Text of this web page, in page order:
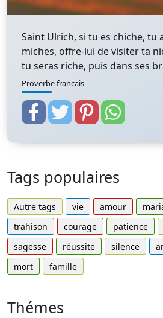
Saint Ulrich, si tu es chiche, tu
miches, offre-lui de visiter ta
tu seras riche, puis dans ses
Proverbe francais
Tags populaires
Autre tags vie amour
trahison
courage patience
sagesse
réussite silence
mort
famille
Thémes